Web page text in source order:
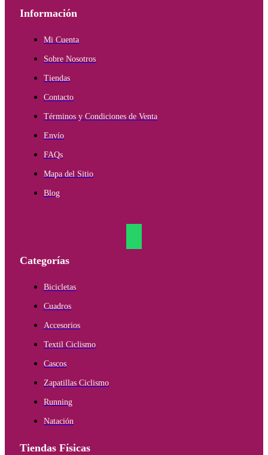
Información
Mi Cuenta
Sobre Nosotros
Tiendas
Contacto
Términos y Condiciones de Venta
Envío
FAQs
Mapa del Sitio
Blog
Categorías
Bicicletas
Cuadros
Accesorios
Textil Ciclismo
Cascos
Zapatillas Ciclismo
Running
Natación
Tiendas Físicas